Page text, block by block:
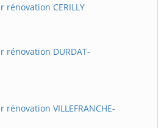
rénovation CERILLY
rénovation DURDAT-
VILLEFRANCHE-